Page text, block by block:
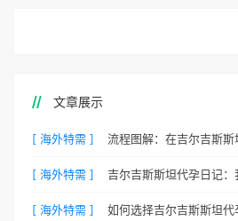
文章展示
[ 海外特需 ] 流程图解：在吉尔吉斯斯
[ 海外特需 ] 吉尔吉斯斯坦代孕日记
[ 海外特需 ] 如何选择吉尔吉斯斯坦